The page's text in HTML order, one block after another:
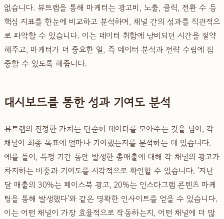
없습니다. 뷰트랩을 통해 마케터는 광고비, 노출, 클릭, 전환 수 등
핵심 지표를 한눈에 비교하고 분석하며, 채널 간의 성과를 직관적으
로 파악할 수 있습니다. 이는 데이터 취합에 낭비되던 시간을 절약
해주고, 마케터가 더 중요한 일, 즉 데이터 분석과 전략 수립에 집
중할 수 있도록 해줍니다.
대시보드를 통한 성과 기여도 분석
뷰트랩의 진정한 가치는 단순히 데이터를 모아주는 것을 넘어, 각
채널이 최종 목표에 얼마나 기여했는지를 분석하는 데 있습니다.
예를 들어, 특정 기간 동안 발생한 총매출에 대해 각 채널의 광고가
차지하는 비중과 기여도를 시각적으로 확인할 수 있습니다. '지난
달 매출의 30%는 페이스북 광고, 20%는 인스타그램 콘텐츠 마케
팅을 통해 발생했다'와 같은 명확한 인사이트를 얻을 수 있습니다.
이는 어떤 채널이 가장 효율적으로 작동하는지, 어떤 채널에 더 많